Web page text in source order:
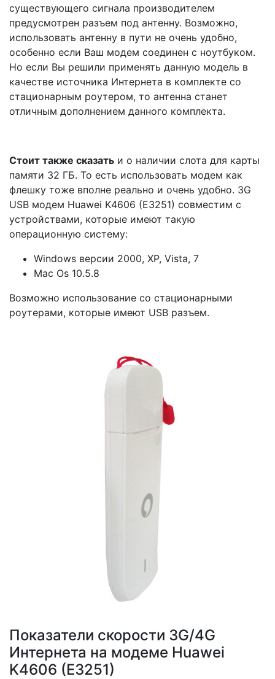
существующего сигнала производителем
предусмотрен разъем под антенну. Возможно,
использовать антенну в пути не очень удобно,
особенно если Ваш модем соединен с ноутбуком.
Но если Вы решили применять данную модель в
качестве источника Интернета в комплекте со
стационарным роутером, то антенна станет
отличным дополнением данного комплекта.
Стоит также сказать и о наличии слота для карты
памяти 32 ГБ. То есть использовать модем как
флешку тоже вполне реально и очень удобно. 3G
USB модем Huawei K4606 (E3251) совместим с
устройствами, которые имеют такую
операционную систему:
Windows версии 2000, XP, Vista, 7
Mac Os 10.5.8
Возможно использование со стационарными
роутерами, которые имеют USB разъем.
Показатели скорости 3G/4G
Интернета на модеме Huawei
K4606 (E3251)